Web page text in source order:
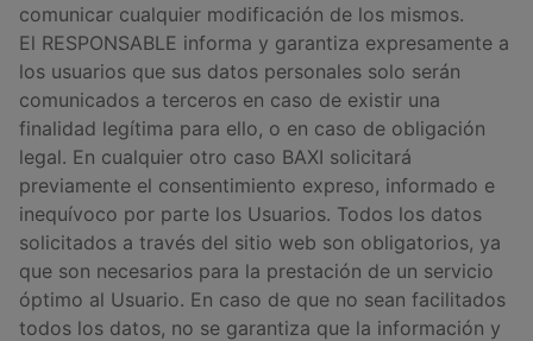
comunicar cualquier modificación de los mismos.
El RESPONSABLE informa y garantiza expresamente a
los usuarios que sus datos personales solo serán
comunicados a terceros en caso de existir una
finalidad legítima para ello, o en caso de obligación
legal. En cualquier otro caso BAXI solicitará
previamente el consentimiento expreso, informado e
inequívoco por parte los Usuarios. Todos los datos
solicitados a través del sitio web son obligatorios, ya
que son necesarios para la prestación de un servicio
óptimo al Usuario. En caso de que no sean facilitados
todos los datos, no se garantiza que la información y